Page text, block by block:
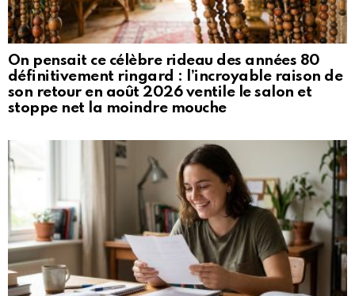
On pensait ce célèbre rideau des années 80
définitivement ringard : l’incroyable raison de
son retour en août 2026 ventile le salon et
stoppe net la moindre mouche